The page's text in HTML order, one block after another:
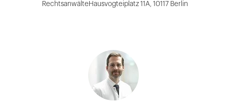
RechtsanwälteHausvogteiplatz 11A, 10117 Berlin